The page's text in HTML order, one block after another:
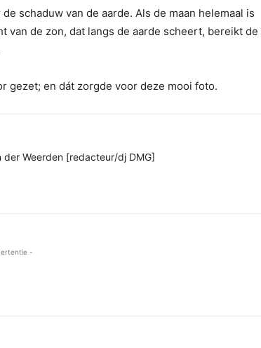
schaduw van de aarde. Als de maan helemaal is
van de zon, dat langs de aarde scheert, bereikt de
gezet; en dát zorgde voor deze mooi foto.
Weerden [redacteur/dj DMG]
-